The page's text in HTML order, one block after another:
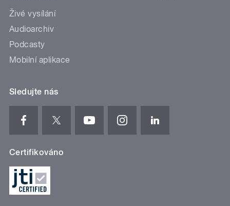
Živé vysílání
Audioarchiv
Podcasty
Mobilní aplikace
Sledujte nás
Certifikováno